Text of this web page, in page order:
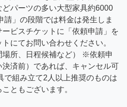
パーツの多い大型家具約6000
請」の段階では料金は発生しま
ビスチケットに「依頼申請」を
にてお問い合わせください。
場所、日程候補など） ※依頼申
済前）であれば、キャンセル可
組み立て2人以上推奨のものは
ともございます。